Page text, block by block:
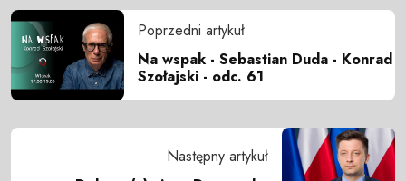
Poprzedni artykuł
Na wspak - Sebastian Duda - Konrad
Szołajski - odc. 61
Następny artykuł